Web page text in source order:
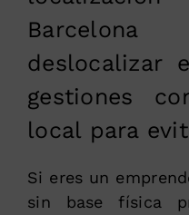
deslocalizar
gestiones
local para
Si eres un
sin base física